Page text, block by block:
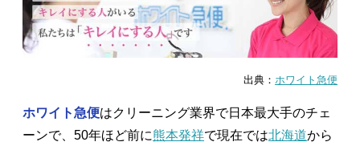
出典： ホワイト急便
ホワイト急便はクリーニング業界で日本最大手のチェ
ーンで、50年ほど前に熊本発祥で現在では北海道から